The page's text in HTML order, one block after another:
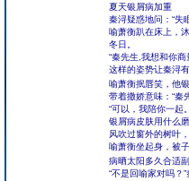
夏天银屑病加重
秦浔疑惑地问：“失
喻萧衡趴在床上，
冬日。
“秦先生,我想和你
这样的姿势让秦浔
喻萧衡抿唇笑，他
带着撒娇意味：“秦
“可以，我陪你一起
银屑病皮肤用什么
风吹过窗外的树叶
喻萧衡坐起身，被
病晒太阳多久合适
“不是回喻家对吗？